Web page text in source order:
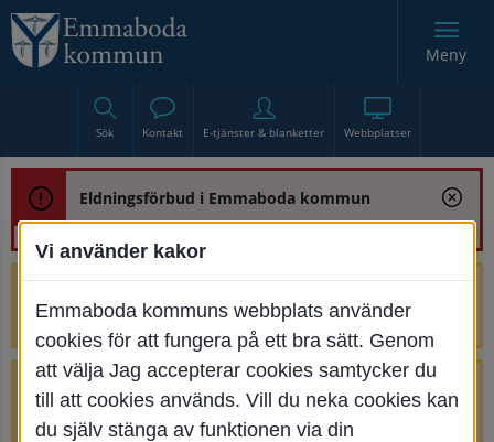
Sök Kontakt E-tjänster & blanketter Webbplatser
Meny
Eldningsförbud i Emmaboda kommun
renoveringen av Bjurbäcksbron
Tillfälliga avstängningar på Centrumtorget
v. 25-34
Vi använder kakor
Emmaboda kommuns webbplats använder
cookies för att fungera på ett bra sätt. Genom
att välja Jag accepterar cookies samtycker du
till att cookies används. Vill du neka cookies kan
du själv stänga av funktionen via din